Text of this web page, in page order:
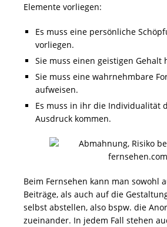
Elemente vorliegen:
Es muss eine persönliche
vorliegen.
Sie muss einen geistigen Gehalt
Sie muss eine wahrnehmbare
aufweisen.
Es muss in ihr die Individualität
Ausdruck kommen.
Beim Fernsehen kann man sowohl
Beiträge, als auch auf die
selbst abstellen, also bspw. die
zueinander. In jedem Fall stehen